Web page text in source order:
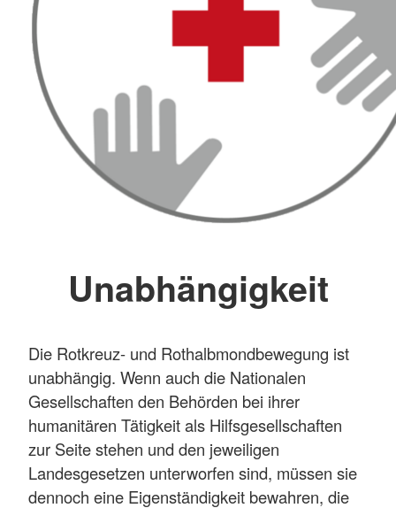
Unabhängigkeit
Die Rotkreuz- und Rothalbmondbewegung ist
unabhängig. Wenn auch die Nationalen
Gesellschaften den Behörden bei ihrer
humanitären Tätigkeit als Hilfsgesellschaften
zur Seite stehen und den jeweiligen
Landesgesetzen unterworfen sind, müssen sie
dennoch eine Eigenständigkeit bewahren, die